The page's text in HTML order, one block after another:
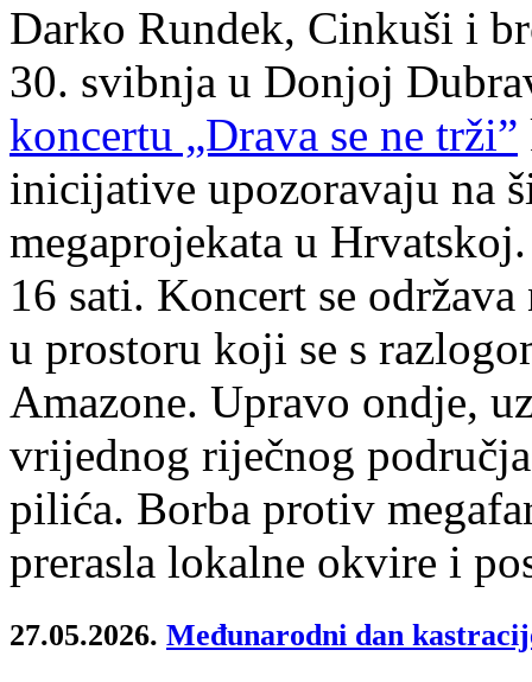
Darko Rundek, Cinkuši i
30. svibnja u Donjoj
koncertu „Drava se ne trži”
inicijative upozoravaju na
megaprojekata u
16 sati. Koncert se
u prostoru koji se s
Amazone. Upravo ondje,
vrijednog riječnog
pilića. Borba protiv
prerasla lokalne okvire i
27.05.2026. Međunarodni dan